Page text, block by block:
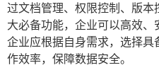
过文档管理、权限控制、版
大必备功能，企业可以高效、
企业应根据自身需求，选择
作效率，保障数据安全。